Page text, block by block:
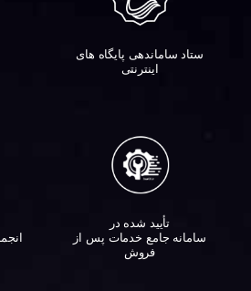
ستاد ساماندهی پایگاه های
اینترنتی
تأیید شده در
سامانه جامع خدمات پس از
فروش